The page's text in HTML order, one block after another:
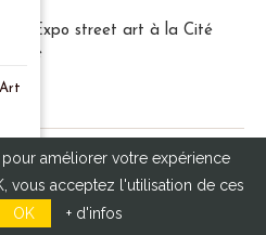
: Expo street art à la Cité
Pottersday ! Tag Ultime pour les
de Harry Potter
améliorer votre expérience
vous acceptez l'utilisation de ces
OK + d'infos